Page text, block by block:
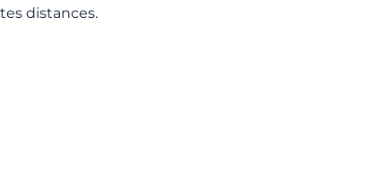
distances.